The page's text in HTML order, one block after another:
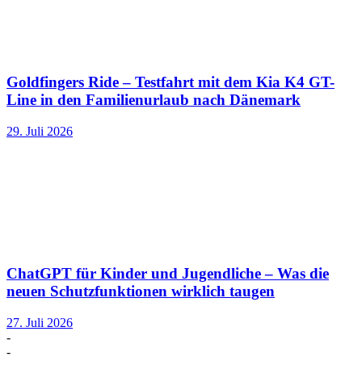
Goldfingers Ride – Testfahrt mit dem Kia K4 GT-
Line in den Familienurlaub nach Dänemark
29. Juli 2026
ChatGPT für Kinder und Jugendliche – Was die
neuen Schutzfunktionen wirklich taugen
27. Juli 2026
-
-